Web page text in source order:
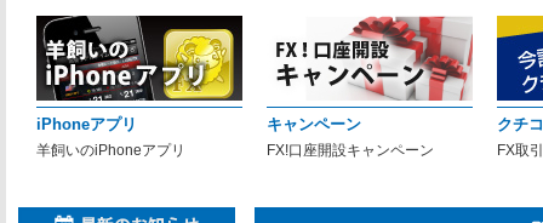
iPhoneアプリ
羊飼いのiPhoneアプリ
キャンペーン
FX!口座開設キャンペーン
クチ
FX取